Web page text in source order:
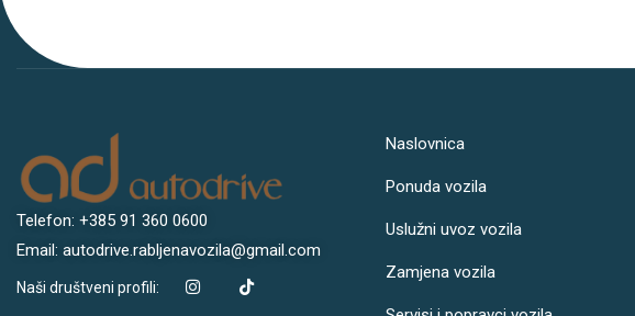
Telefon: +385 91 360 0600
Email: autodrive.rabljenavozila@gmail.com
Naši društveni profili:
Naslovnica
Ponuda vozila
Uslužni uvoz vozila
Zamjena vozila